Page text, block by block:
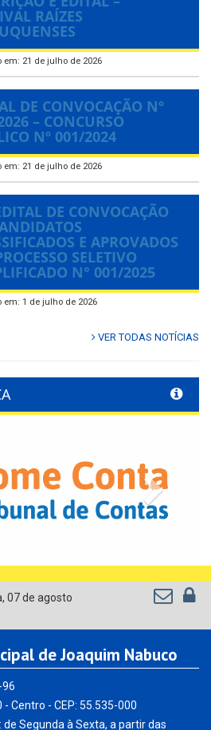
RAÍZES
em: 21 de julho de 2026
DE CONVOCAÇÃO Nº
– CONCURSO
Nº 001/2024
em: 21 de julho de 2026
DE CONVOCAÇÃO
E APROVADOS
SELETIVO
N° 001/2025
em: 1 de julho de 2026
VER TODAS NOTÍCIAS
Next
, 07 de agosto
de Joaquim Nabuco
Centro - CEP: 55.535-000
Segunda à Sexta, a partir das